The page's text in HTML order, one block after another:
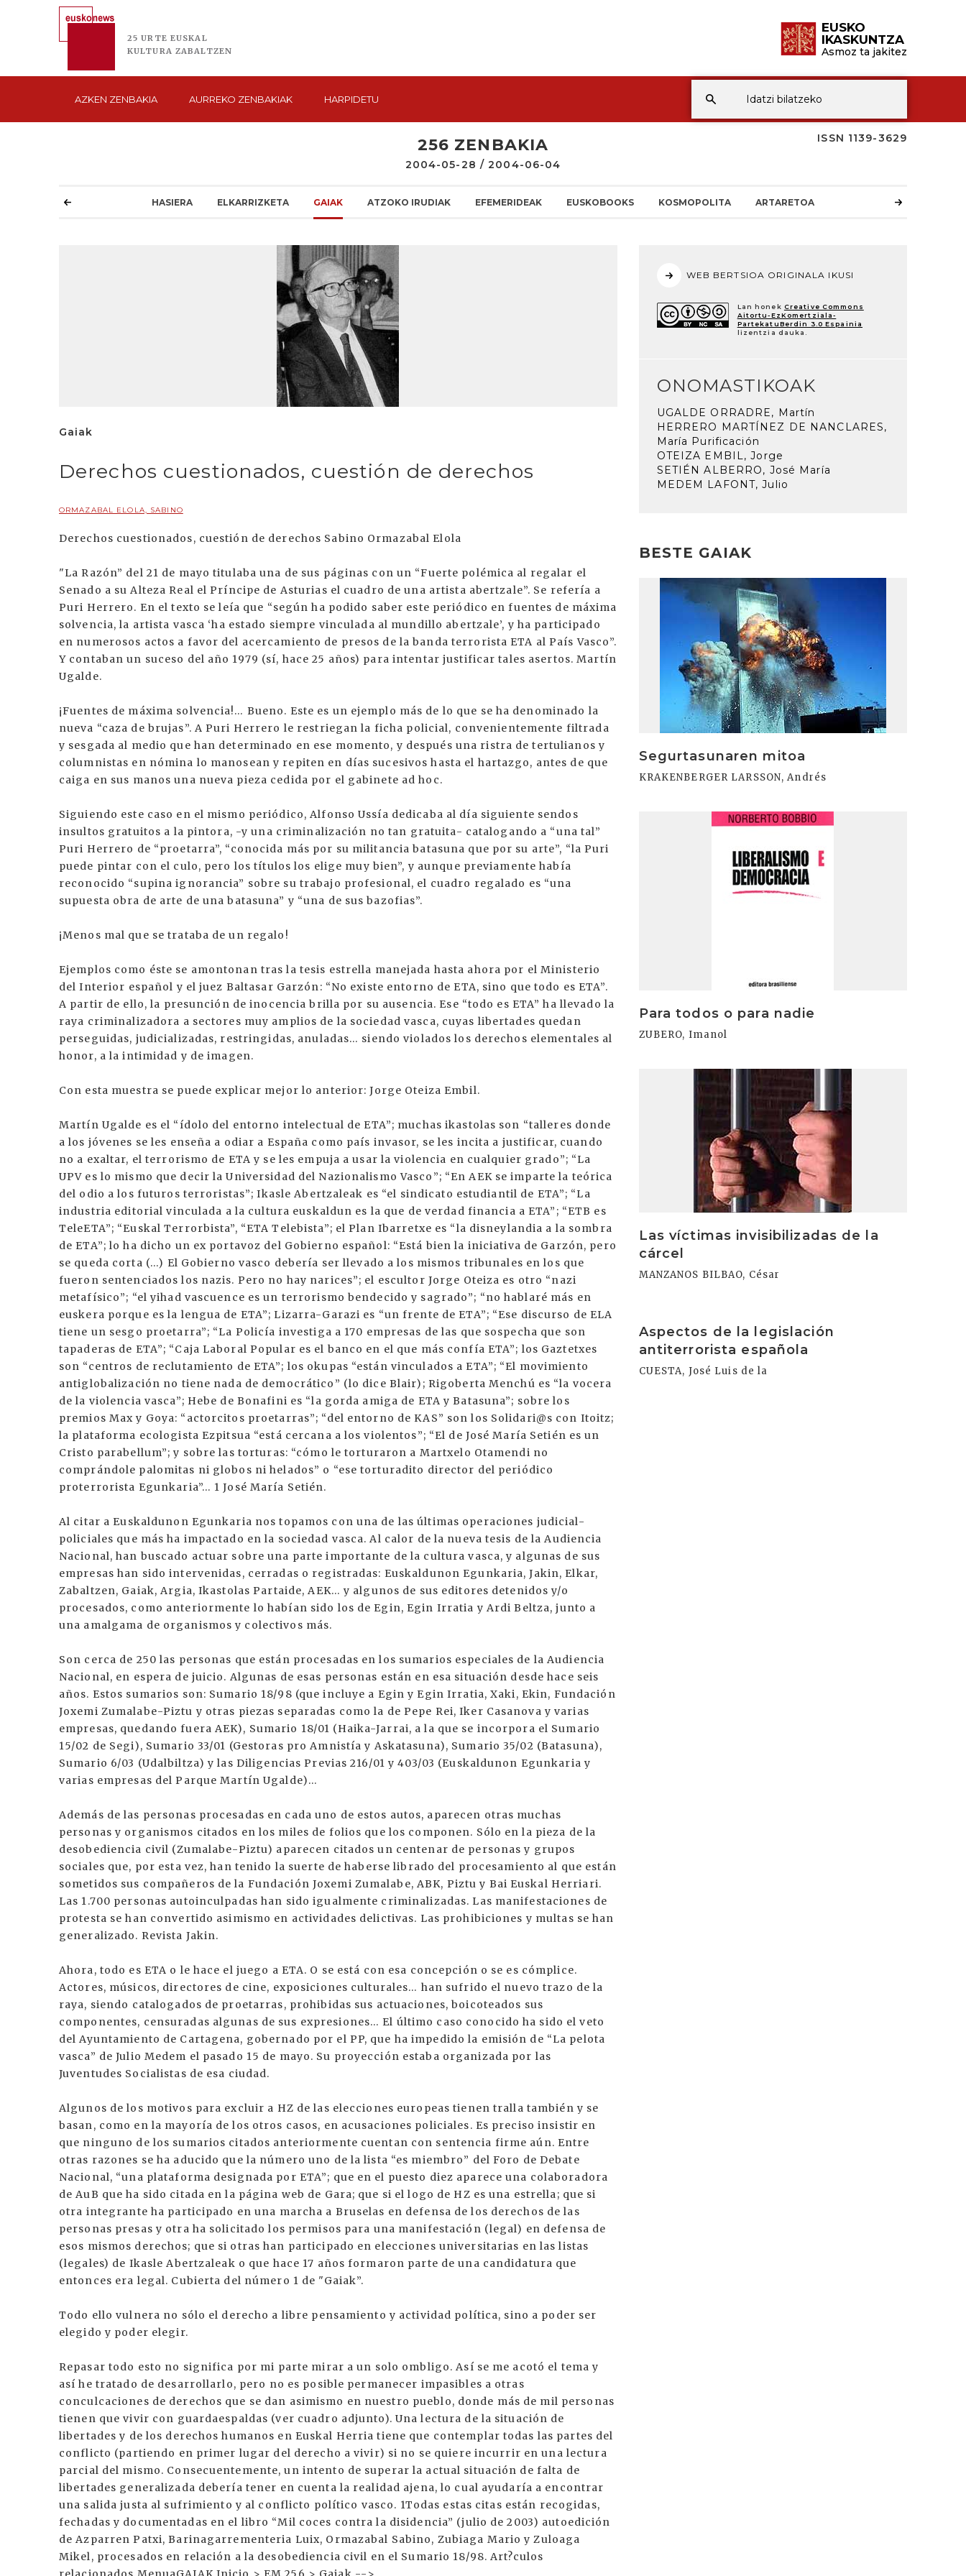
25 URTE EUSKAL
KULTURA ZABALTZEN
EUSKO
IKASKUNTZA
Asmoz ta jakitez
AZKEN ZENBAKIA AURREKO ZENBAKIAK HARPIDETU
ISSN 1139-3629
256 ZENBAKIA
2004-05-28 / 2004-06-04
HASIERA ELKARRIZKETA GAIAK ATZOKO IRUDIAK EFEMERIDEAK EUSKOBOOKS KOSMOPOLITA ARTARETOA
Gaiak
Derechos cuestionados, cuestión de derechos
ORMAZABAL ELOLA, SABINO
Derechos cuestionados, cuestión de derechos Sabino Ormazabal Elola
"La Razón” del 21 de mayo titulaba una de sus páginas con un “Fuerte polémica al regalar el
Senado a su Alteza Real el Príncipe de Asturias el cuadro de una artista abertzale”. Se refería a
Puri Herrero. En el texto se leía que “según ha podido saber este periódico en fuentes de máxima
solvencia, la artista vasca ‘ha estado siempre vinculada al mundillo abertzale’, y ha participado
en numerosos actos a favor del acercamiento de presos de la banda terrorista ETA al País Vasco”.
Y contaban un suceso del año 1979 (sí, hace 25 años) para intentar justificar tales asertos. Martín
Ugalde.
¡Fuentes de máxima solvencia!… Bueno. Este es un ejemplo más de lo que se ha denominado la
nueva “caza de brujas”. A Puri Herrero le restriegan la ficha policial, convenientemente filtrada
y sesgada al medio que han determinado en ese momento, y después una ristra de tertulianos y
columnistas en nómina lo manosean y repiten en días sucesivos hasta el hartazgo, antes de que
caiga en sus manos una nueva pieza cedida por el gabinete ad hoc.
Siguiendo este caso en el mismo periódico, Alfonso Ussía dedicaba al día siguiente sendos
insultos gratuitos a la pintora, -y una criminalización no tan gratuita- catalogando a “una tal”
Puri Herrero de “proetarra”, “conocida más por su militancia batasuna que por su arte”, “la Puri
puede pintar con el culo, pero los títulos los elige muy bien”, y aunque previamente había
reconocido “supina ignorancia” sobre su trabajo profesional, el cuadro regalado es “una
supuesta obra de arte de una batasuna” y “una de sus bazofias”.
¡Menos mal que se trataba de un regalo!
Ejemplos como éste se amontonan tras la tesis estrella manejada hasta ahora por el Ministerio
del Interior español y el juez Baltasar Garzón: “No existe entorno de ETA, sino que todo es ETA”.
A partir de ello, la presunción de inocencia brilla por su ausencia. Ese “todo es ETA” ha llevado la
raya criminalizadora a sectores muy amplios de la sociedad vasca, cuyas libertades quedan
perseguidas, judicializadas, restringidas, anuladas… siendo violados los derechos elementales al
honor, a la intimidad y de imagen.
Con esta muestra se puede explicar mejor lo anterior: Jorge Oteiza Embil.
Martín Ugalde es el “ídolo del entorno intelectual de ETA”; muchas ikastolas son “talleres donde
a los jóvenes se les enseña a odiar a España como país invasor, se les incita a justificar, cuando
no a exaltar, el terrorismo de ETA y se les empuja a usar la violencia en cualquier grado”; “La
UPV es lo mismo que decir la Universidad del Nazionalismo Vasco”; “En AEK se imparte la teórica
del odio a los futuros terroristas”; Ikasle Abertzaleak es “el sindicato estudiantil de ETA”; “La
industria editorial vinculada a la cultura euskaldun es la que de verdad financia a ETA”; “ETB es
TeleETA”; “Euskal Terrorbista”, “ETA Telebista”; el Plan Ibarretxe es “la disneylandia a la sombra
de ETA”; lo ha dicho un ex portavoz del Gobierno español: “Está bien la iniciativa de Garzón, pero
se queda corta (...) El Gobierno vasco debería ser llevado a los mismos tribunales en los que
fueron sentenciados los nazis. Pero no hay narices”; el escultor Jorge Oteiza es otro “nazi
metafísico”; “el yihad vascuence es un terrorismo bendecido y sagrado”; “no hablaré más en
euskera porque es la lengua de ETA”; Lizarra-Garazi es “un frente de ETA”; “Ese discurso de ELA
tiene un sesgo proetarra”; “La Policía investiga a 170 empresas de las que sospecha que son
tapaderas de ETA”; “Caja Laboral Popular es el banco en el que más confía ETA”; los Gaztetxes
son “centros de reclutamiento de ETA”; los okupas “están vinculados a ETA”; “El movimiento
antiglobalización no tiene nada de democrático” (lo dice Blair); Rigoberta Menchú es “la vocera
de la violencia vasca”; Hebe de Bonafini es “la gorda amiga de ETA y Batasuna”; sobre los
premios Max y Goya: “actorcitos proetarras”; “del entorno de KAS” son los Solidari@s con Itoitz;
la plataforma ecologista Ezpitsua “está cercana a los violentos”; “El de José María Setién es un
Cristo parabellum”; y sobre las torturas: “cómo le torturaron a Martxelo Otamendi no
comprándole palomitas ni globos ni helados” o “ese torturadito director del periódico
proterrorista Egunkaria”… 1 José María Setién.
Al citar a Euskaldunon Egunkaria nos topamos con una de las últimas operaciones judicial-
policiales que más ha impactado en la sociedad vasca. Al calor de la nueva tesis de la Audiencia
Nacional, han buscado actuar sobre una parte importante de la cultura vasca, y algunas de sus
empresas han sido intervenidas, cerradas o registradas: Euskaldunon Egunkaria, Jakin, Elkar,
Zabaltzen, Gaiak, Argia, Ikastolas Partaide, AEK… y algunos de sus editores detenidos y/o
procesados, como anteriormente lo habían sido los de Egin, Egin Irratia y Ardi Beltza, junto a
una amalgama de organismos y colectivos más.
Son cerca de 250 las personas que están procesadas en los sumarios especiales de la Audiencia
Nacional, en espera de juicio. Algunas de esas personas están en esa situación desde hace seis
años. Estos sumarios son: Sumario 18/98 (que incluye a Egin y Egin Irratia, Xaki, Ekin, Fundación
Joxemi Zumalabe-Piztu y otras piezas separadas como la de Pepe Rei, Iker Casanova y varias
empresas, quedando fuera AEK), Sumario 18/01 (Haika-Jarrai, a la que se incorpora el Sumario
15/02 de Segi), Sumario 33/01 (Gestoras pro Amnistía y Askatasuna), Sumario 35/02 (Batasuna),
Sumario 6/03 (Udalbiltza) y las Diligencias Previas 216/01 y 403/03 (Euskaldunon Egunkaria y
varias empresas del Parque Martín Ugalde)…
Además de las personas procesadas en cada uno de estos autos, aparecen otras muchas
personas y organismos citados en los miles de folios que los componen. Sólo en la pieza de la
desobediencia civil (Zumalabe-Piztu) aparecen citados un centenar de personas y grupos
sociales que, por esta vez, han tenido la suerte de haberse librado del procesamiento al que están
sometidos sus compañeros de la Fundación Joxemi Zumalabe, ABK, Piztu y Bai Euskal Herriari.
Las 1.700 personas autoinculpadas han sido igualmente criminalizadas. Las manifestaciones de
protesta se han convertido asimismo en actividades delictivas. Las prohibiciones y multas se han
generalizado. Revista Jakin.
Ahora, todo es ETA o le hace el juego a ETA. O se está con esa concepción o se es cómplice.
Actores, músicos, directores de cine, exposiciones culturales… han sufrido el nuevo trazo de la
raya, siendo catalogados de proetarras, prohibidas sus actuaciones, boicoteados sus
componentes, censuradas algunas de sus expresiones… El último caso conocido ha sido el veto
del Ayuntamiento de Cartagena, gobernado por el PP, que ha impedido la emisión de “La pelota
vasca” de Julio Medem el pasado 15 de mayo. Su proyección estaba organizada por las
Juventudes Socialistas de esa ciudad.
Algunos de los motivos para excluir a HZ de las elecciones europeas tienen tralla también y se
basan, como en la mayoría de los otros casos, en acusaciones policiales. Es preciso insistir en
que ninguno de los sumarios citados anteriormente cuentan con sentencia firme aún. Entre
otras razones se ha aducido que la número uno de la lista “es miembro” del Foro de Debate
Nacional, “una plataforma designada por ETA”; que en el puesto diez aparece una colaboradora
de AuB que ha sido citada en la página web de Gara; que si el logo de HZ es una estrella; que si
otra integrante ha participado en una marcha a Bruselas en defensa de los derechos de las
personas presas y otra ha solicitado los permisos para una manifestación (legal) en defensa de
esos mismos derechos; que si otras han participado en elecciones universitarias en las listas
(legales) de Ikasle Abertzaleak o que hace 17 años formaron parte de una candidatura que
entonces era legal. Cubierta del número 1 de "Gaiak”.
Todo ello vulnera no sólo el derecho a libre pensamiento y actividad política, sino a poder ser
elegido y poder elegir.
Repasar todo esto no significa por mi parte mirar a un solo ombligo. Así se me acotó el tema y
así he tratado de desarrollarlo, pero no es posible permanecer impasibles a otras
conculcaciones de derechos que se dan asimismo en nuestro pueblo, donde más de mil personas
tienen que vivir con guardaespaldas (ver cuadro adjunto). Una lectura de la situación de
libertades y de los derechos humanos en Euskal Herria tiene que contemplar todas las partes del
conflicto (partiendo en primer lugar del derecho a vivir) si no se quiere incurrir en una lectura
parcial del mismo. Consecuentemente, un intento de superar la actual situación de falta de
libertades generalizada debería tener en cuenta la realidad ajena, lo cual ayudaría a encontrar
una salida justa al sufrimiento y al conflicto político vasco. 1Todas estas citas están recogidas,
fechadas y documentadas en el libro “Mil coces contra la disidencia” (julio de 2003) autoedición
de Azparren Patxi, Barinagarrementeria Luix, Ormazabal Sabino, Zubiaga Mario y Zuloaga
Mikel, procesados en relación a la desobediencia civil en el Sumario 18/98. Art?culos
WEB BERTSIOA ORIGINALA IKUSI
Lan honek Creative Commons
Aitortu-EzKomertziala-
PartekatuBerdin 3.0 Espainia
lizentzia dauka.
ONOMASTIKOAK
UGALDE ORRADRE, Martín
HERRERO MARTÍNEZ DE NANCLARES,
María Purificación
OTEIZA EMBIL, Jorge
SETIÉN ALBERRO, José María
MEDEM LAFONT, Julio
BESTE GAIAK
Segurtasunaren mitoa
KRAKENBERGER LARSSON, Andrés
Irakurri
Para todos o para nadie
ZUBERO, Imanol
Las víctimas invisibilizadas de la
cárcel
MANZANOS BILBAO, César
Aspectos de la legislación
antiterrorista española
CUESTA, José Luis de la